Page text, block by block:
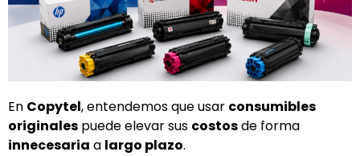
En Copytel, entendemos que usar consumibles
originales puede elevar sus costosde forma
innecesaria a largo plazo.